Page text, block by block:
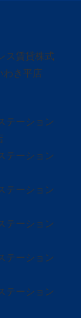
ス賃貸株式
き平店
テーション
テーション
テーション
テーション
テーション
テーション